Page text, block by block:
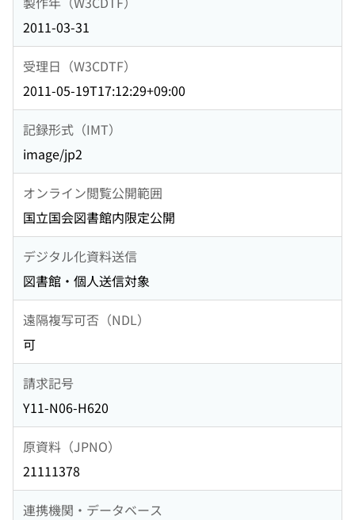
2011-03-31
受理日（W3CDTF）
2011-05-19T17:12:29+09:00
記録形式（IMT）
image/jp2
オンライン閲覧公開範囲
国立国会図書館内限定公開
デジタル化資料送信
図書館・個人送信対象
遠隔複写可否（NDL）
可
請求記号
Y11-N06-H620
原資料（JPNO）
21111378
連携機関・データベース